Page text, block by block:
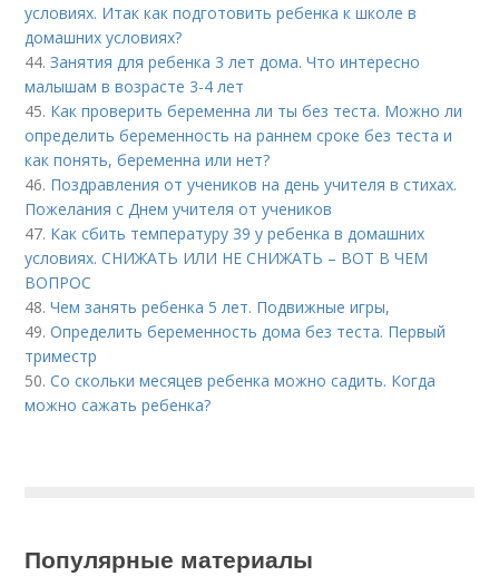
условиях. Итак как подготовить ребенка к школе в
домашних условиях?
44.Занятия для ребенка 3 лет дома. Что интересно
малышам в возрасте 3-4 лет
45. Как проверить беременна ли ты без теста. Можно ли
определить беременность на раннем сроке без теста и
как понять, беременна или нет?
46. Поздравления от учеников на день учителя в стихах.
Пожелания с Днем учителя от учеников
47. Как сбить температуру 39 у ребенка в домашних
условиях. СНИЖАТЬ ИЛИ НЕ СНИЖАТЬ – ВОТ В ЧЕМ
ВОПРОС
48.Чем занять ребенка 5 лет. Подвижные игры,
49.Определить беременность дома без теста. Первый
триместр
50.Со скольки месяцев ребенка можно садить. Когда
можно сажать ребенка?
Популярные материалы